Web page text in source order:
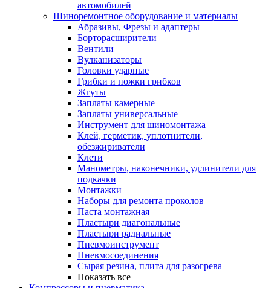
автомобилей
Шиноремонтное оборудование и материалы
Абразивы, Фрезы и адаптеры
Борторасширители
Вентили
Вулканизаторы
Головки ударные
Грибки и ножки грибков
Жгуты
Заплаты камерные
Заплаты универсальные
Инструмент для шиномонтажа
Клей, герметик, уплотнители,
обезжириватели
Клети
Манометры, наконечники, удлинители для
подкачки
Монтажки
Наборы для ремонта проколов
Паста монтажная
Пластыри диагональные
Пластыри радиальные
Пневмоинструмент
Пневмосоединения
Сырая резина, плита для разогрева
Показать все